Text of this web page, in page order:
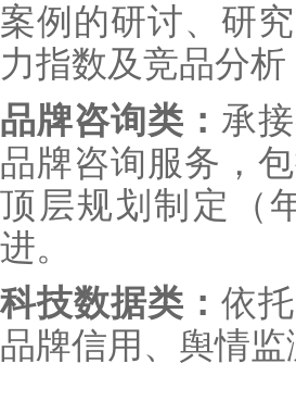
案例的研讨、研
力指数及竞品分
品牌咨询类： 承
品牌咨询服务，
顶层规划制定（
进。
科技数据类：依
品牌信用、舆情